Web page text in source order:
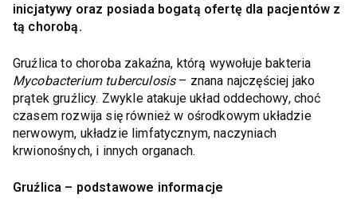
inicjatywy oraz posiada bogatą ofertę dla pacjentów z
tą chorobą.
Gruźlica to choroba zakaźna, którą wywołuje bakteria
Mycobacterium tuberculosis – znana najczęściej jako
prątek gruźlicy. Zwykle atakuje układ oddechowy, choć
czasem rozwija się również w ośrodkowym układzie
nerwowym, układzie limfatycznym, naczyniach
krwionośnych, i innych organach.
Gruźlica – podstawowe informacje